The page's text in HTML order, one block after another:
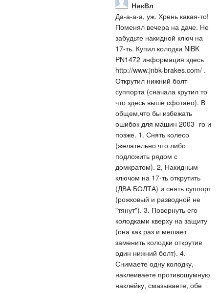
НикВл
Да-а-а-а, уж. Хрень какая-то!
Поменял вечера на даче. Не
забудьте накидной ключ на
17-ть. Купил колодки NiBK
PN1472 информация здесь
http://www.jnbk-brakes.com/ .
Открутил нижний болт
суппорта (сначала крутил то
что здесь выше сфотано). В
общем,что бы избежать
ошибок для машин 2003 -го и
позже. 1. Снять колесо
(желательно что либо
подложить рядом с
домкратом). 2, Накидным
ключом на 17-ть открутить
(ДВА БОЛТА) и снять суппорт
(рожковый и разводной не
"тянут"). 3. Повернуть его
колодками кверху на защиту
(она как раз и мешает
заменить колодки открутив
один нижний болт). 4.
Снимаете одну колодку,
наклеиваете противошумную
наклейку, смазываете, обе